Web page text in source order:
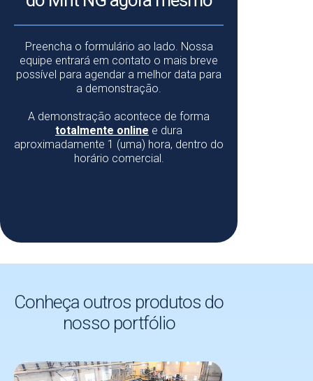
Preencha o formulário ao lado. Nossa
equipe entrará em contato o mais breve
possível para agendar a melhor data para
a demonstração.
A demonstração acontece de forma
totalmente online e dura
aproximadamente 1 (uma) hora, dentro do
horário comercial.
Conheça outros produtos do
nosso portfólio